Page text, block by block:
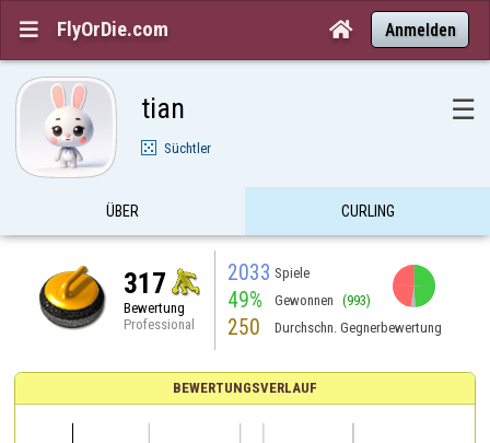
 FlyOrDie.com  Anmelden
tian ☰
Süchtler
ÜBER CURLING
317
Bewertung
Professional
2033 Spiele
49% Gewonnen (993)
250 Durchschn. Gegnerbewertung
BEWERTUNGSVERLAUF